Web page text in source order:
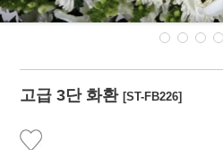
고급 3단 화환[ST-FB226]